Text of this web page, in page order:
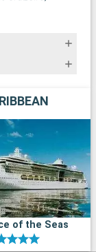
of the Seas